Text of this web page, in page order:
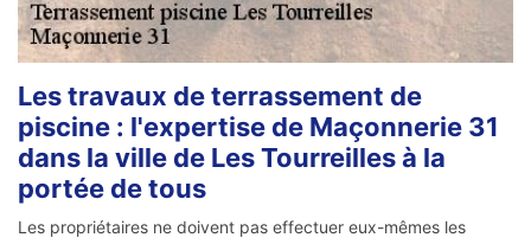
Les travaux de terrassement de
piscine : l'expertise de Maçonnerie 31
dans la ville de Les Tourreilles à la
portée de tous
Les propriétaires ne doivent pas effectuer eux-mêmes les